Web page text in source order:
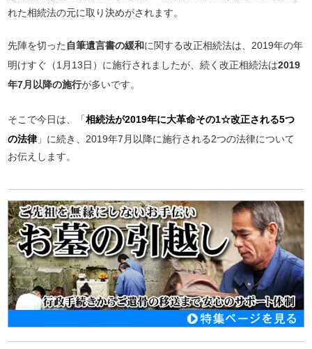
れた相続法の元に取り決めがされます。
先陣を切った 自筆遺言書の緩和に関する改正相続法は、2019年の年
明けすぐ（1月13日）に施行されましたが、続く改正相続法は2019
年7月以降の施行が多いです。
そこで今日は、「相続法が2019年に大革命その1☆改正される5つ
の法律」に続き、2019年7月以降に施行される2つの法律について
お伝えします。